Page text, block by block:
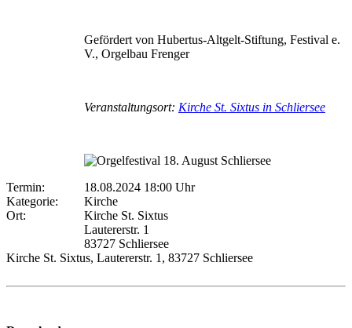
Gefördert von Hubertus-Altgelt-Stiftung, Festival e.
V., Orgelbau Frenger
Veranstaltungsort: Kirche St. Sixtus in Schliersee
Termin:
18.08.2024 18:00 Uhr
Kategorie:
Kirche
Ort:
Kirche St. Sixtus
Lautererstr. 1
83727 Schliersee
Kirche St. Sixtus, Lautererstr. 1, 83727 Schliersee